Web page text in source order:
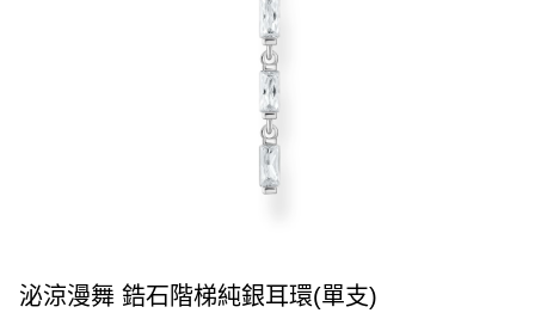
泌涼漫舞 鋯石階梯純銀耳環(單支)